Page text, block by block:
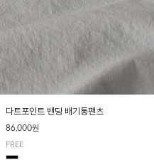
다트포인트 밴딩 배기통팬츠
86,000원
FREE